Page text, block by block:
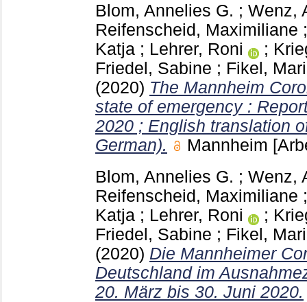
Blom, Annelies G. ; Wenz,
Reifenscheid, Maximiliane
Katja ; Lehrer, Roni ;
Friedel, Sabine ; Fikel,
(2020) The Mannheim
state of emergency :
2020 ; English translation
German).
Mannheim
Blom, Annelies G. ; Wenz,
Reifenscheid, Maximiliane
Katja ; Lehrer, Roni ;
Friedel, Sabine ; Fikel,
(2020) Die Mannheimer
Deutschland im
20. März bis 30. Juni 2020.